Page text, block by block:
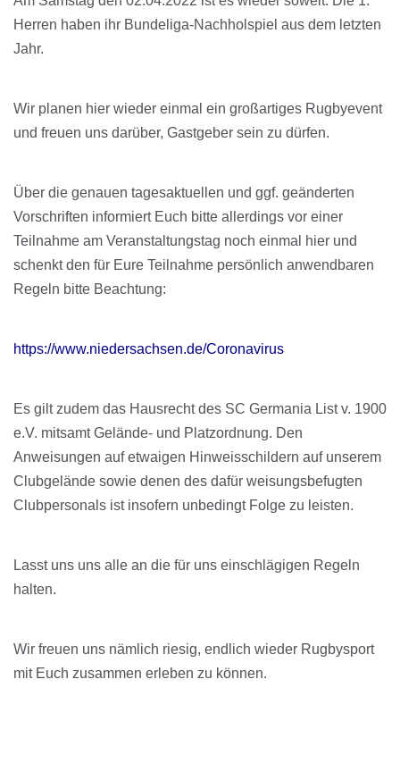
Herren haben ihr Bundeliga-Nachholspiel aus dem letzten
Jahr.
Wir planen hier wieder einmal ein großartiges Rugbyevent
und freuen uns darüber, Gastgeber sein zu dürfen.
Über die genauen tagesaktuellen und ggf. geänderten
Vorschriften informiert Euch bitte allerdings vor einer
Teilnahme am Veranstaltungstag noch einmal hier und
schenkt den für Eure Teilnahme persönlich anwendbaren
Regeln bitte Beachtung:
https://www.niedersachsen.de/Coronavirus
Es gilt zudem das Hausrecht des SC Germania List v. 1900
e.V. mitsamt Gelände- und Platzordnung. Den
Anweisungen auf etwaigen Hinweisschildern auf unserem
Clubgelände sowie denen des dafür weisungsbefugten
Clubpersonals ist insofern unbedingt Folge zu leisten.
Lasst uns uns alle an die für uns einschlägigen Regeln
halten.
Wir freuen uns nämlich riesig, endlich wieder Rugbysport
mit Euch zusammen erleben zu können.